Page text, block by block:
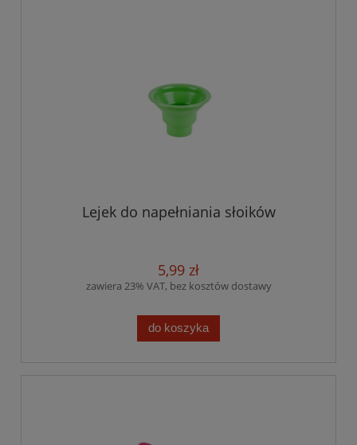
Lejek do napełniania słoików
5,99 zł
zawiera 23% VAT, bez kosztów dostawy
do koszyka